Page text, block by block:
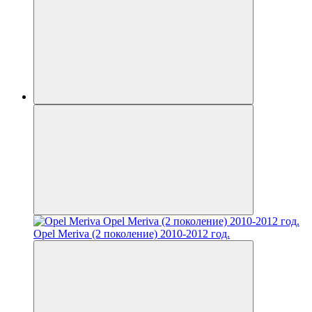
Opel Meriva (2 поколение) 2010-2012 год.